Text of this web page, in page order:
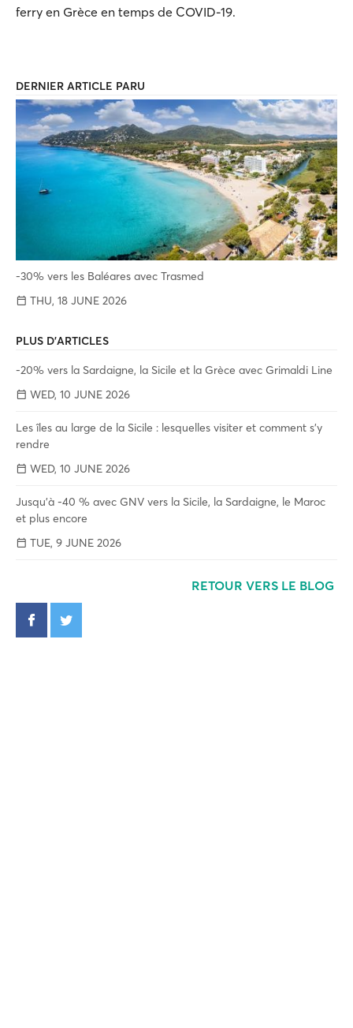
ferry en Grèce en temps de COVID-19.
DERNIER ARTICLE PARU
-30% vers les Baléares avec Trasmed
THU, 18 JUNE 2026
PLUS D'ARTICLES
-20% vers la Sardaigne, la Sicile et la Grèce avec Grimaldi Line
WED, 10 JUNE 2026
Les îles au large de la Sicile : lesquelles visiter et comment s'y
rendre
WED, 10 JUNE 2026
Jusqu'à -40 % avec GNV vers la Sicile, la Sardaigne, le Maroc
et plus encore
TUE, 9 JUNE 2026
RETOUR VERS LE BLOG